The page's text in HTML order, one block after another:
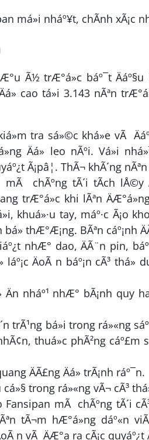
lÆ°u Ã½ trÆ°á»c báº¯t
cao tá»i 3.143 nÃªn
tra sá»©c khá»e vÃ
Äá» leo nÃºi. Vá»i
Ã¡pâ¦. ThÃ¬ khÃ´ng
chÃºng tÃ´i tÃ­ch lÅ©y
trÆ°á»c khi lÃªn
khuá»·u tay, máº·c Ã¡o
thÆ°Æ¡ng. BÃªn cáº¡nh
nhÆ° dao, ÄÃ¨n pin,
láº¡c ÄoÃ n báº¡n cÃ³
nháº¹ nhÆ° bÃ¡nh quy
trÃ¹ng bá»i trong rá»«ng
thuá»c phÃ²ng cáº£m
ÄÃ£ng Äá» trÃ¡nh ráº¯n.
trong rá»«ng vÃ¬ cÃ³
mÃ chÃºng tÃ´i
tÃ¬m hÆ°á»ng dáº«n
n vÃ ÄÆ°a ra cÃ¡c quyáº¿t